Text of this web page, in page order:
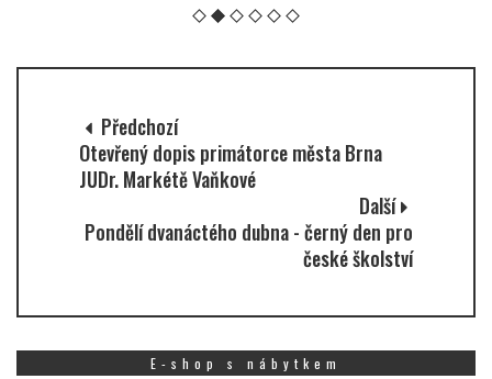
Předchozí
Otevřený dopis primátorce města Brna
JUDr. Markétě Vaňkové
Další
Pondělí dvanáctého dubna - černý den pro
české školství
E-shop s nábytkem